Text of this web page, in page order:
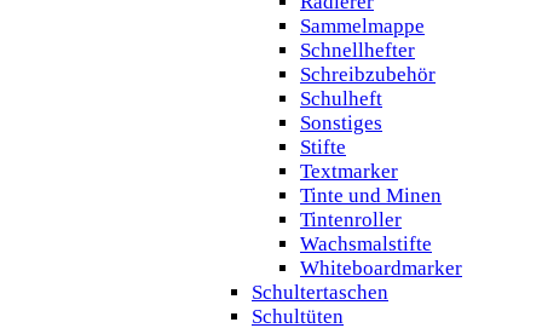
Sammelmappe
Schnellhefter
Schreibzubehör
Schulheft
Sonstiges
Stifte
Textmarker
Tinte und Minen
Tintenroller
Wachsmalstifte
Whiteboardmarker
Schultertaschen
Schultüten